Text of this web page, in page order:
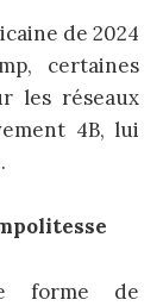
de 2024
certaines
les réseaux
4B, lui
forme de